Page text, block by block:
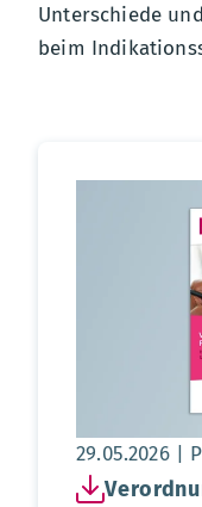
Unterschiede
beim
29.05.2026